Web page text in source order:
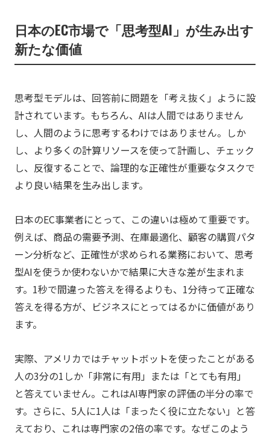
日本のEC市場で「思考型AI」が生み出す
新たな価値
思考型モデルは、回答前に問題を「考え抜く」ように設
計されています。もちろん、AIは人間ではありません
し、人間のように思考するわけではありません。しか
し、より多くの計算リソースを使って計画し、チェック
し、反復することで、論理的な正確性が重要なタスクで
より良い結果を生み出します。
日本のEC事業者にとって、この違いは極めて重要です。
例えば、商品の需要予測、在庫最適化、顧客の購買パタ
ーン分析など、正確性が求められる業務において、思考
型AIを使うか使わないかで結果に大きな差が生まれま
す。1秒で間違った答えを得るよりも、1分待って正確な
答えを得る方が、ビジネスにとってはるかに価値があり
ます。
実際、アメリカではチャットボットを使ったことがある
人の3分の1しか「非常に有用」または「とても有用」
と答えていません。これはAI専門家の評価の半分の率で
す。さらに、5人に1人は「まったく役に立たない」と答
えており、これは専門家の2倍の率です。なぜこのよう